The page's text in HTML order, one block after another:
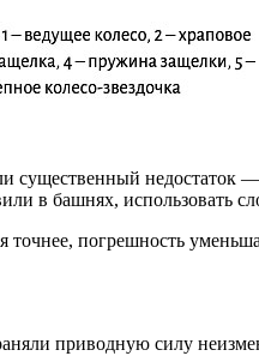
недостаток
в башнях, использовать
погрешность
приводную силу